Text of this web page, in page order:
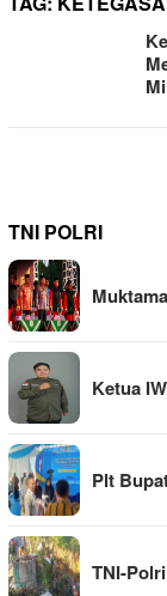
TNI POLRI
Ketua
Plt
TNI-